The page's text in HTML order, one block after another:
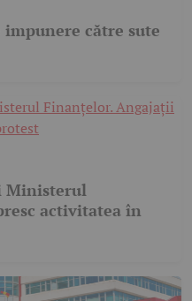
către sute
Ministerul
activitatea în